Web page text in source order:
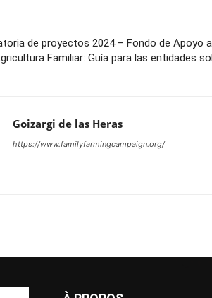
de proyectos 2024 – Fondo de Apoyo
Familiar: Guía para las entidades
Goizargi de las Heras
https://www.familyfarmingcampaign.org/